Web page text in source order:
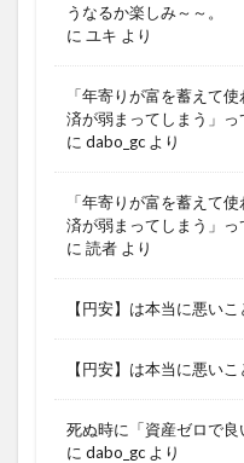
うなるか楽しみ～～。
に ユキ より
「年寄りが富を蓄えて
済が弱まってしまう」っ
に dabo_gc より
「年寄りが富を蓄えて
済が弱まってしまう」っ
に 読者 より
【円安】は本当に悪い
【円安】は本当に悪い
死ぬ時に「資産ゼロで
に dabo_gc より